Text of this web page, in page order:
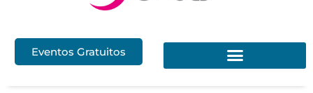
Eventos Gratuitos